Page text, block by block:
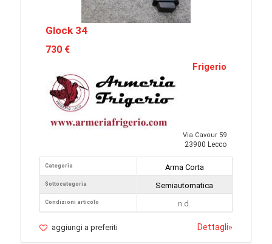
Glock 34
730 €
Frigerio
Via Cavour 59
23900 Lecco
Categoria
Sottocategoria
Condizioni articolo
Arma Corta
Semiautomatica
n.d.
aggiungi a preferiti Dettagli»